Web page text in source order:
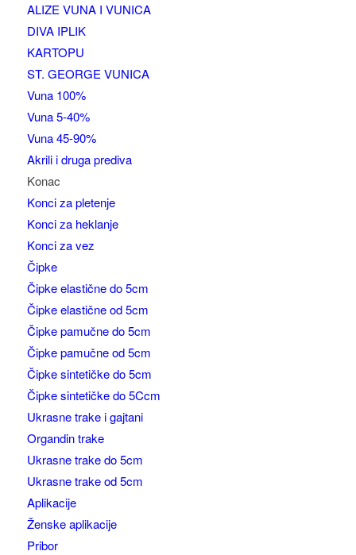
ALIZE VUNA I VUNICA
DIVA IPLIK
KARTOPU
ST. GEORGE VUNICA
Vuna 100%
Vuna 5-40%
Vuna 45-90%
Akrili i druga prediva
Konac
Konci za pletenje
Konci za heklanje
Konci za vez
Čipke
Čipke elastične do 5cm
Čipke elastične od 5cm
Čipke pamučne do 5cm
Čipke pamučne od 5cm
Čipke sintetičke do 5cm
Čipke sintetičke do 5Ccm
Ukrasne trake i gajtani
Organdin trake
Ukrasne trake do 5cm
Ukrasne trake od 5cm
Aplikacije
Ženske aplikacije
Pribor